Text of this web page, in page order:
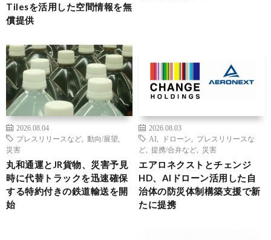
Tilesを活用した空間情報を無
償提供
2026.08.04
プレスリリースなど
動向/展望
災害
丸和通運とJR貨物、災害予見
時に代替トラックを迅速確保
する特約付きの鉄道輸送を開
始
2026.08.03
AI
ドローン
プレスリリースな
ど
提携/合弁など 災害
エアロネクストとチェンジ
HD、AIドローン活用した自
治体の防災体制構築支援で新
たに提携